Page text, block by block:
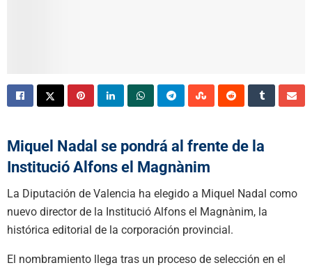
Miquel Nadal se pondrá al frente de la
Institució Alfons el Magnànim
La Diputación de Valencia ha elegido a Miquel Nadal como
nuevo director de la Institució Alfons el Magnànim, la
histórica editorial de la corporación provincial.
El nombramiento llega tras un proceso de selección en el